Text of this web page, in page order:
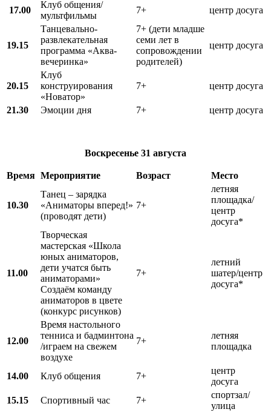
17.00
Клуб общения/
мультфильмы
7+ центр досуга
19.15
Танцевально-
развлекательная
программа «Аква-
вечеринка»
7+ (дети младше
семи лет в
сопровождении
родителей)
центр досуга
20.15
Клуб
конструирования
«Новатор»
7+ центр досуга
21.30 Эмоции дня 7+ центр досуга
Воскресенье 31 августа
Время Мероприятие Возраст Место
10.30
Танец – зарядка
«Аниматоры вперед!»
(проводят дети)
7+
летняя
площадка/
центр
досуга*
11.00
Творческая
мастерская «Школа
юных аниматоров,
дети учатся быть
аниматорами»
Создаём команду
аниматоров в цвете
(конкурс рисунков)
7+
летний
шатер/центр
досуга*
12.00
Время настольного
тенниса и бадминтона
/играем на свежем
воздухе
7+
летняя
площадка
14.00 Клуб общения 7+
центр
досуга
15.15
Спортивный час 7+
спортзал/
улица